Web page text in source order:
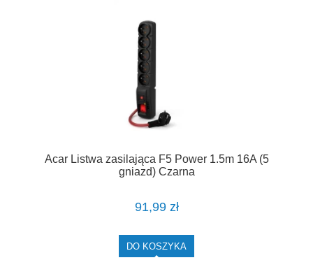
Acar Listwa zasilająca F5 Power 1.5m 16A (5
gniazd) Czarna
91,99 zł
DO KOSZYKA